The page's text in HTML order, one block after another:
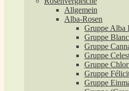
Allgemein
Alba-Rosen
Gruppe Alba
Gruppe
Gruppe
Gruppe
Gruppe
Gruppe
Gruppe